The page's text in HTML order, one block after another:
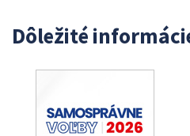
Dôležité